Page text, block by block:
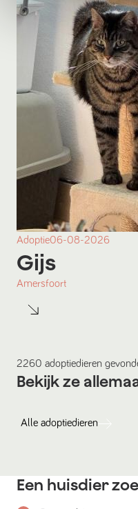
Adoptie06-08-2026
Gijs
Amersfoort
2260 adoptiedieren
Bekijk ze
Alle adoptiedieren
Een huisdier